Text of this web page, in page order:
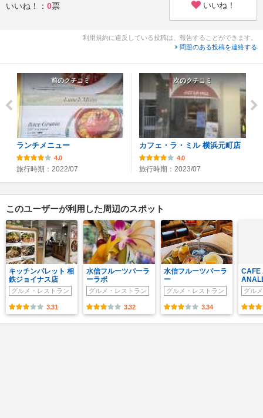
いいね！： 0票 いいね！
利用規約に違反している投稿は、報告することができます。
問題のある投稿を連絡する
前のクチコミ
ランチメニュー
4.0
旅行時期：2022/07
次のクチコミ
カフェ・ラ・ミル 横浜元町店
4.0
旅行時期：2023/07
このユーザーが利用した周辺のスポット
キッチンパレット 相
鉄ジョイナス店
グルメ・レストラン
3.31
水信フルーツパーラ
ーラボ
グルメ・レストラン
3.32
水信フルーツパーラ
ー
グルメ・レストラン
3.34
CAFE
グル